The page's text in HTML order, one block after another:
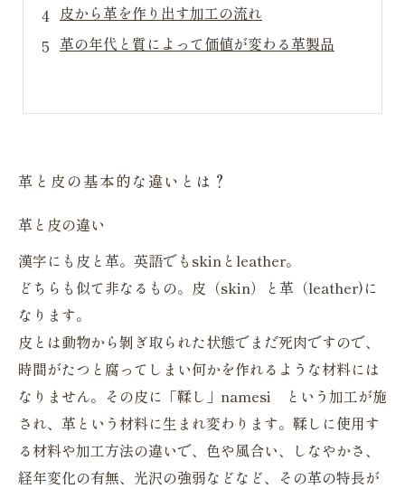
皮から革を作り出す加工の流れ
革の年代と質によって価値が変わる革製品
革と皮の基本的な違いとは？
革と皮の違い
漢字にも皮と革。英語でもskinとleather。
どちらも似て非なるもの。皮（skin）と革（leather)に
なります。
皮とは動物から剝ぎ取られた状態でまだ死肉ですので、
時間がたつと腐ってしまい何かを作れるような材料には
なりません。その皮に「鞣し」namesi という加工が施
され、革という材料に生まれ変わります。鞣しに使用す
る材料や加工方法の違いで、色や風合い、しなやかさ、
経年変化の有無、光沢の強弱などなど、その革の特長が